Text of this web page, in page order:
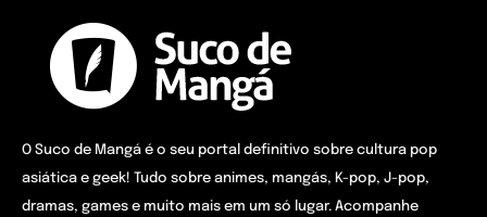
O Suco de Mangá é o seu portal definitivo sobre cultura pop
asiática e geek! Tudo sobre animes, mangás, K-pop, J-pop,
dramas, games e muito mais em um só lugar. Acompanhe